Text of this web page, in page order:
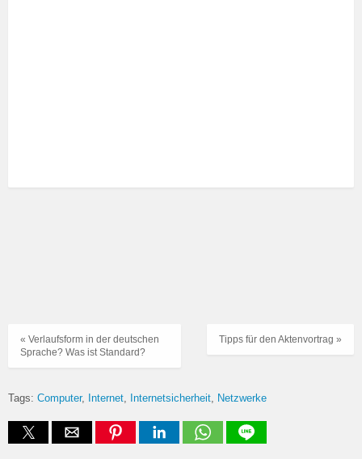
Tipps für den Aktenvortrag »
« Verlaufsform in der deutschen
Sprache? Was ist Standard?
Tags: Computer Internet Internetsicherheit Netzwerke